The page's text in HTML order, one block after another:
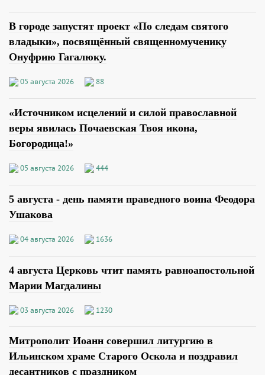
В городе запустят проект «По следам святого
владыки», посвящённый священномученику
Онуфрию Гагалюку.
05 августа 2026 88
«Источником исцелений и силой православной
веры явилась Почаевская Твоя икона,
Богородица!»
05 августа 2026 444
5 августа - день памяти праведного воина Феодора
Ушакова
04 августа 2026 1636
4 августа Церковь чтит память равноапостольной
Марии Магдалины
03 августа 2026 1230
Митрополит Иоанн совершил литургию в
Ильинском храме Старого Оскола и поздравил
десантников с праздником